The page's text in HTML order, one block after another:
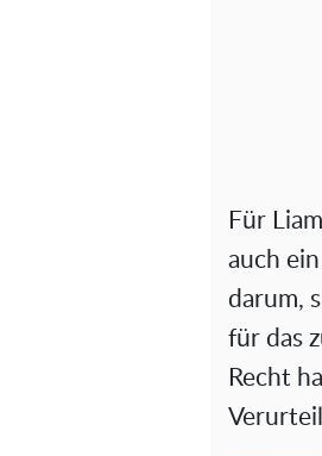
Für
auch
darum,
für das
Recht